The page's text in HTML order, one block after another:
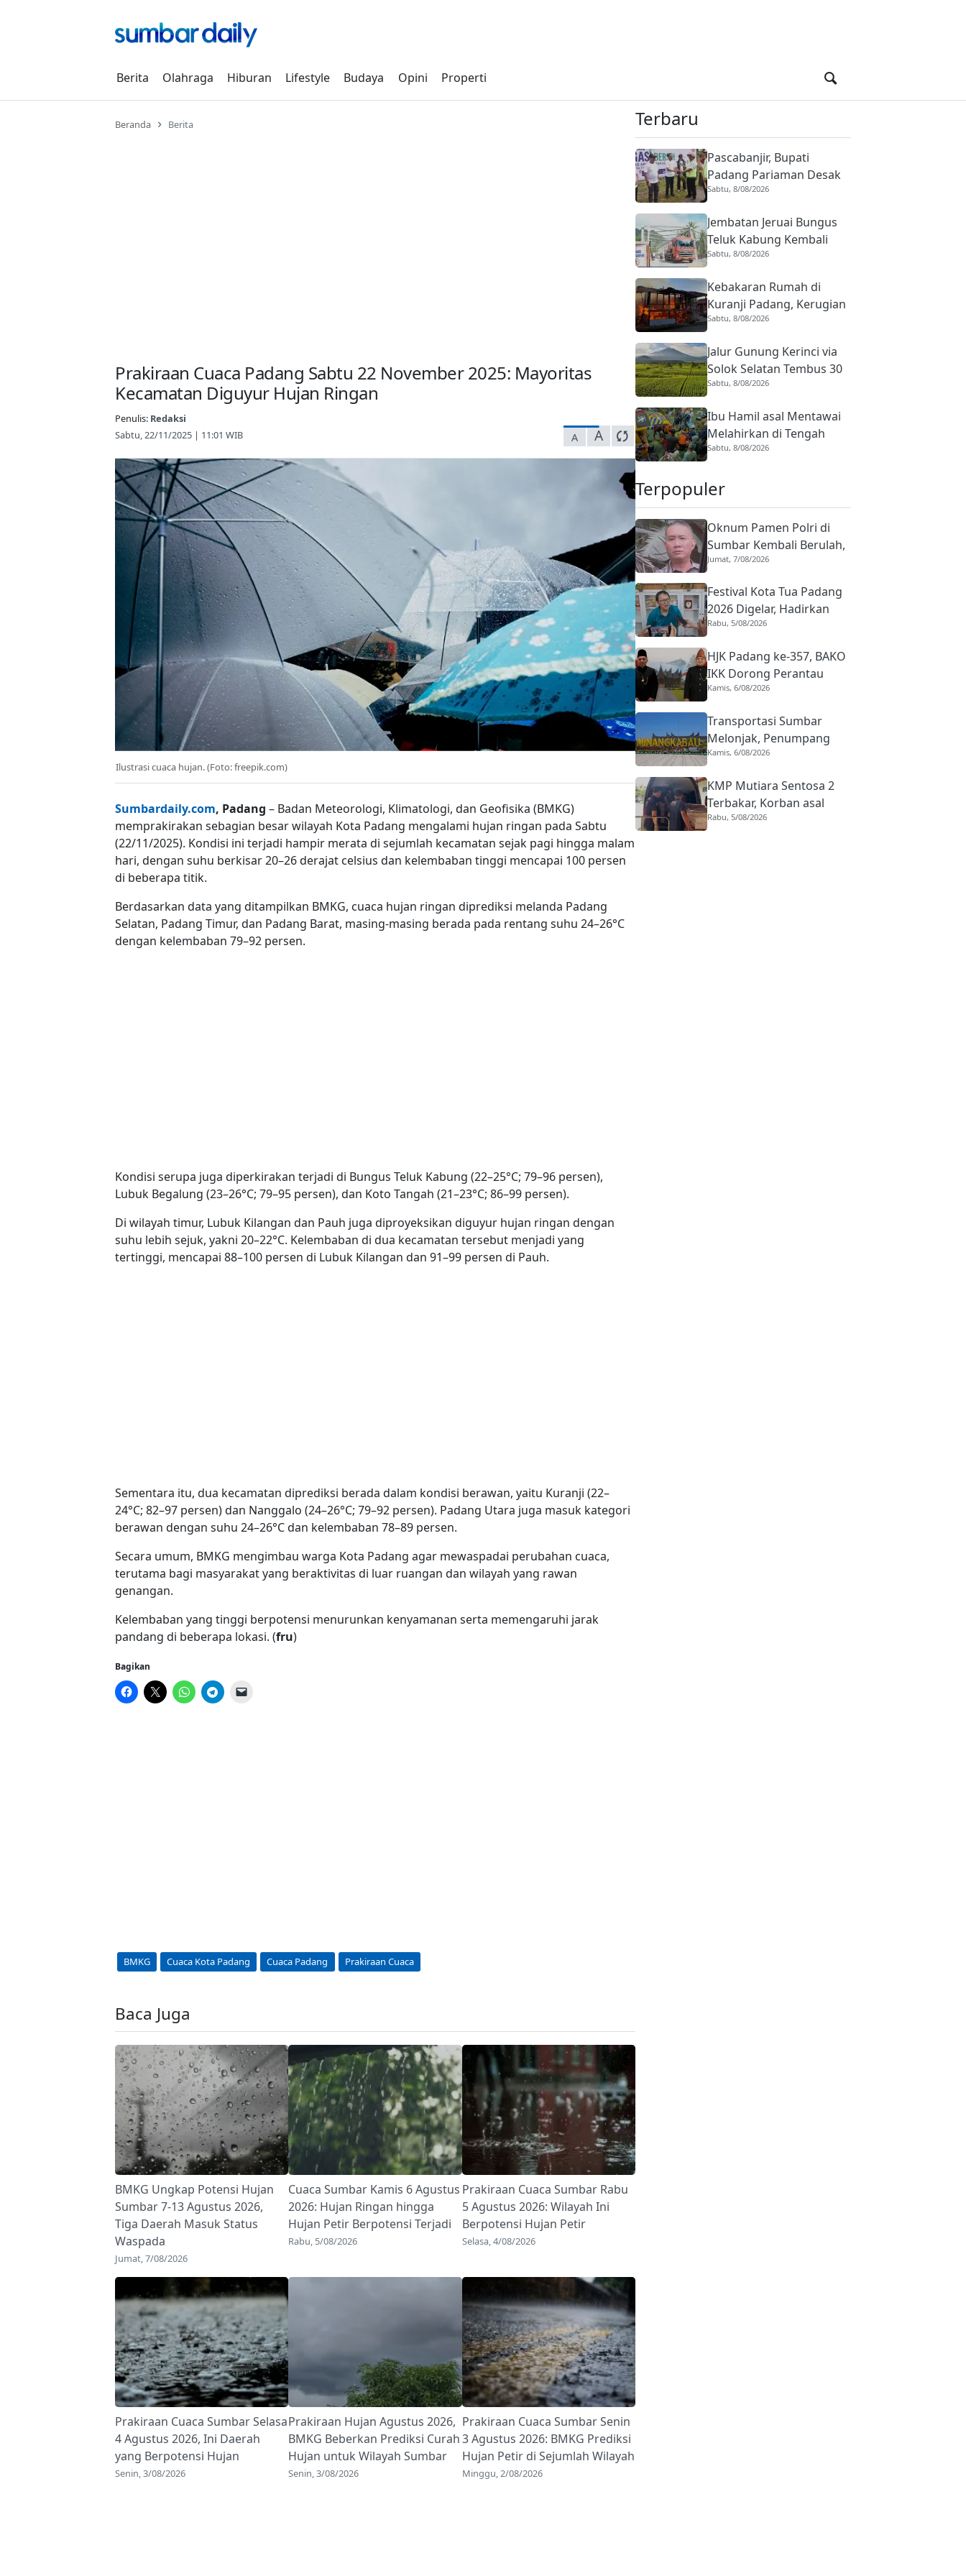
Berita Olahraga Hiburan Lifestyle Budaya Opini Properti
Beranda Berita
Prakiraan Cuaca Padang Sabtu 22 November 2025: Mayoritas
Kecamatan Diguyur Hujan Ringan
Penulis: Redaksi
Sabtu, 22/11/2025 | 11:01 WIB
A A
Ilustrasi cuaca hujan. (Foto: freepik.com)
Sumbardaily.com, Padang – Badan Meteorologi, Klimatologi, dan Geofisika (BMKG)
memprakirakan sebagian besar wilayah Kota Padang mengalami hujan ringan pada Sabtu
(22/11/2025). Kondisi ini terjadi hampir merata di sejumlah kecamatan sejak pagi hingga malam
hari, dengan suhu berkisar 20–26 derajat celsius dan kelembaban tinggi mencapai 100 persen
di beberapa titik.
Berdasarkan data yang ditampilkan BMKG, cuaca hujan ringan diprediksi melanda Padang
Selatan, Padang Timur, dan Padang Barat, masing-masing berada pada rentang suhu 24–26°C
dengan kelembaban 79–92 persen.
Kondisi serupa juga diperkirakan terjadi di Bungus Teluk Kabung (22–25°C; 79–96 persen),
Lubuk Begalung (23–26°C; 79–95 persen), dan Koto Tangah (21–23°C; 86–99 persen).
Di wilayah timur, Lubuk Kilangan dan Pauh juga diproyeksikan diguyur hujan ringan dengan
suhu lebih sejuk, yakni 20–22°C. Kelembaban di dua kecamatan tersebut menjadi yang
tertinggi, mencapai 88–100 persen di Lubuk Kilangan dan 91–99 persen di Pauh.
Sementara itu, dua kecamatan diprediksi berada dalam kondisi berawan, yaitu Kuranji (22–
24°C; 82–97 persen) dan Nanggalo (24–26°C; 79–92 persen). Padang Utara juga masuk kategori
berawan dengan suhu 24–26°C dan kelembaban 78–89 persen.
Secara umum, BMKG mengimbau warga Kota Padang agar mewaspadai perubahan cuaca,
terutama bagi masyarakat yang beraktivitas di luar ruangan dan wilayah yang rawan
genangan.
Kelembaban yang tinggi berpotensi menurunkan kenyamanan serta memengaruhi jarak
pandang di beberapa lokasi. (fru)
Bagikan
BMKG Cuaca Kota Padang Cuaca Padang Prakiraan Cuaca
Baca Juga
BMKG Ungkap Potensi Hujan
Sumbar 7-13 Agustus 2026,
Tiga Daerah Masuk Status
Waspada
Jumat, 7/08/2026
Cuaca Sumbar Kamis 6 Agustus
2026: Hujan Ringan hingga
Hujan Petir Berpotensi Terjadi
Rabu, 5/08/2026
Prakiraan Cuaca Sumbar Rabu
5 Agustus 2026: Wilayah Ini
Berpotensi Hujan Petir
Selasa, 4/08/2026
Prakiraan Cuaca Sumbar Selasa
4 Agustus 2026, Ini Daerah
yang Berpotensi Hujan
Senin, 3/08/2026
Prakiraan Hujan Agustus 2026,
BMKG Beberkan Prediksi Curah
Hujan untuk Wilayah Sumbar
Senin, 3/08/2026
Prakiraan Cuaca Sumbar Senin
3 Agustus 2026: BMKG Prediksi
Hujan Petir di Sejumlah Wilayah
Minggu, 2/08/2026
Terbaru
Pascabanjir, Bupati
Padang Pariaman Desak
Penanganan Irigasi Lubuk
Sabtu, 8/08/2026
Jembatan Jeruai Bungus
Teluk Kabung Kembali
Dibuka, Semua
Melintas
Sabtu, 8/08/2026
Kebakaran Rumah di
Kuranji Padang, Kerugian
Capai Rp800 Juta
Sabtu, 8/08/2026
Jalur Gunung Kerinci via
Solok Selatan Tembus 30
Jam, Pendakian yang Dulu
Singkat
Sabtu, 8/08/2026
Ibu Hamil asal Mentawai
Melahirkan di Tengah
Perjalanan KMP Ambu-
Sabtu, 8/08/2026
Terpopuler
Oknum Pamen Polri di
Sumbar Kembali Berulah,
Dirreskrimum Diduga
dengan Seorang Sopir
Jumat, 7/08/2026
Festival Kota Tua Padang
2026 Digelar, Hadirkan
Peserta Barongsai dari
Rabu, 5/08/2026
HJK Padang ke-357, BAKO
IKK Dorong Perantau
Perkuat Budaya hingga
Kamis, 6/08/2026
Transportasi Sumbar
Melonjak, Penumpang
Pesawat Domestik dari
Persen
Kamis, 6/08/2026
KMP Mutiara Sentosa 2
Terbakar, Korban asal
Sumbar Rino Eka Putra
Rabu, 5/08/2026